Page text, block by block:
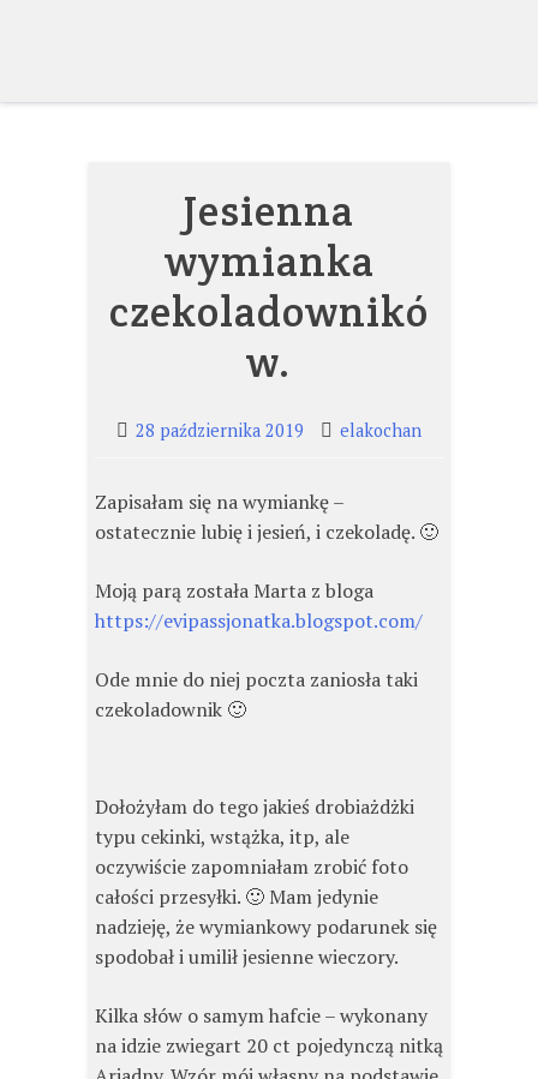
Jesienna
wymianka
czekoladownikó
w.
28 października 2019 elakochan
Zapisałam się na wymiankę –
ostatecznie lubię i jesień, i czekoladę. 🙂
Moją parą została Marta z bloga
https://evipassjonatka.blogspot.com/
Ode mnie do niej poczta zaniosła taki
czekoladownik 🙂
Dołożyłam do tego jakieś drobiażdżki
typu cekinki, wstążka, itp, ale
oczywiście zapomniałam zrobić foto
całości przesyłki. 🙂 Mam jedynie
nadzieję, że wymiankowy podarunek się
spodobał i umilił jesienne wieczory.
Kilka słów o samym hafcie – wykonany
na idzie zwiegart 20 ct pojedynczą nitką